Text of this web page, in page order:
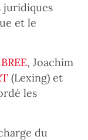
juridiques
et le
, Joachim
(Lexing) et
les
du